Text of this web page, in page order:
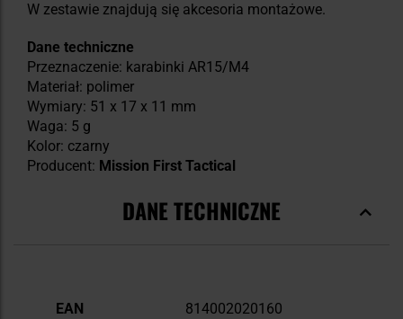
W zestawie znajdują się akcesoria montażowe.
Dane techniczne
Przeznaczenie: karabinki AR15/M4
Materiał: polimer
Wymiary: 51 x 17 x 11 mm
Waga: 5 g
Kolor: czarny
Producent: Mission First Tactical
DANE TECHNICZNE
Więcej
EAN 814002020160